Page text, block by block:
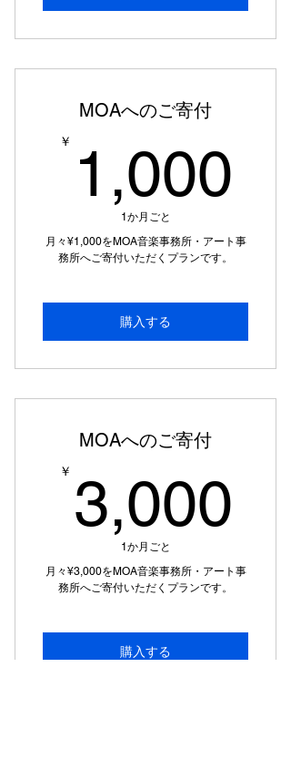
MOAへのご寄付
￥ 1,000
1か月ごと
月々¥1,000をMOA音楽事務所・アート事
務所へご寄付いただくプランです。
購入する
MOAへのご寄付
￥ 3,000
1か月ごと
月々¥3,000をMOA音楽事務所・アート事
務所へご寄付いただくプランです。
購入する